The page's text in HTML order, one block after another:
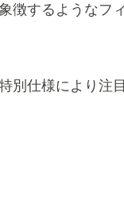
徴するようなフ
別仕様により注